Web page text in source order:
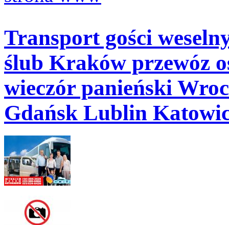
Transport gości
ślub Kraków przewóz
wieczór panieński
Gdańsk Lublin